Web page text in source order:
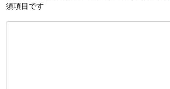
須項目です